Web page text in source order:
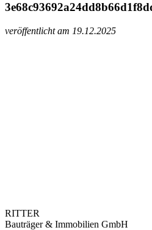
veröffentlicht am 19.12.2025
RITTER
Bauträger & Immobilien GmbH